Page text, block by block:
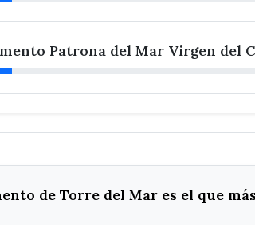
Patrona del Mar Virgen del
de Torre del Mar es el que